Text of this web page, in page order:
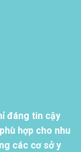
đáng tin cậy
hợp cho nhu
các cơ sở y